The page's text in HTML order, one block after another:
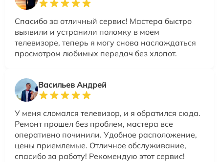
Спасибо за отличный сервис! Мастера быстро
выявили и устранили поломку в моем
телевизоре, теперь я могу снова наслаждаться
просмотром любимых передач без хлопот.
Васильев Андрей
У меня сломался телевизор, и я обратился сюда.
Ремонт прошел без проблем, мастера все
оперативно починили. Удобное расположение,
цены приемлемые. Отличное обслуживание,
спасибо за работу! Рекомендую этот сервис!